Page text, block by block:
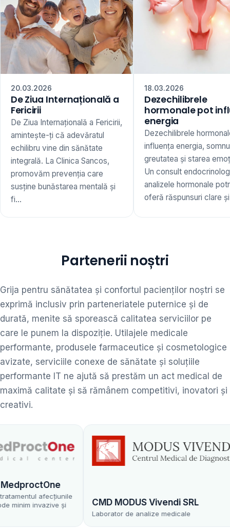
20.03.2026
De Ziua Internațională a
Fericirii
De Ziua Internațională a Fericirii,
amintește-ți că adevăratul
echilibru vine din sănătate
integrală. La Clinica Sancos,
promovăm prevenția care
susține bunăstarea mentală și
fi...
18.03.2026
Dezechilibrele
hormonale pot
energia
Dezechilibrele
influența energia,
greutatea și starea
Un consult
analizele hormonale
oferă răspunsuri clare
Partenerii noștri
Grija pentru sănătatea și confortul pacienților noștri se
exprimă inclusiv prin parteneriatele puternice și de
durată, menite să sporească calitatea serviciilor pe
care le punem la dispoziție. Utilajele medicale
performante, produsele farmaceutice și cosmetologice
avizate, serviciile conexe de sănătate și soluțiile
performante IT ne ajută să prestăm un act medical de
maximă calitate și să rămânem competitivi, inovatori și
creativi.
afecțiunile
invazive și
CMD MODUS Vivendi SRL
Laborator de analize medicale